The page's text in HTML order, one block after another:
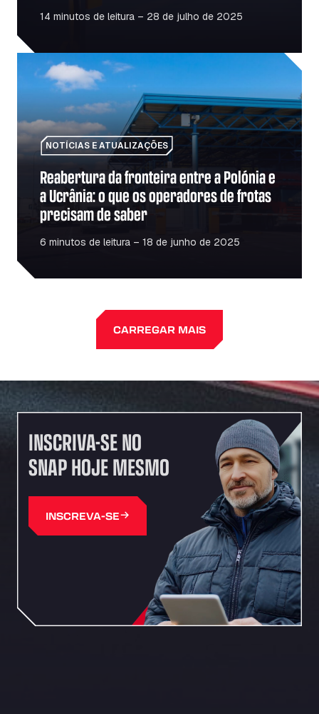
14 minutos de leitura – 28 de julho de 2025
Reabertura da fronteira entre a Polónia e a Ucrânia: o
NOTÍCIAS E ATUALIZAÇÕES
Reabertura da fronteira entre a Polónia e
a Ucrânia: o que os operadores de frotas
precisam de saber
6 minutos de leitura – 18 de junho de 2025
CARREGAR MAIS
INSCRIVA-SE NO
SNAP HOJE MESMO
INSCREVA-SE